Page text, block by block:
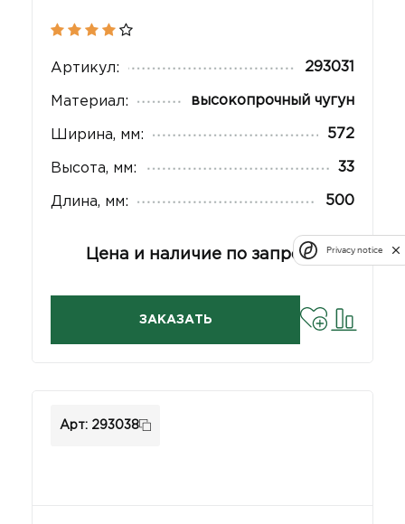
Артикул: 293031
Материал: высокопрочный чугун
Ширина, мм: 572
Высота, мм: 33
Длина, мм: 500
Цена и наличие по запросу
ЗАКАЗАТЬ
Арт: 293038
Privacy notice